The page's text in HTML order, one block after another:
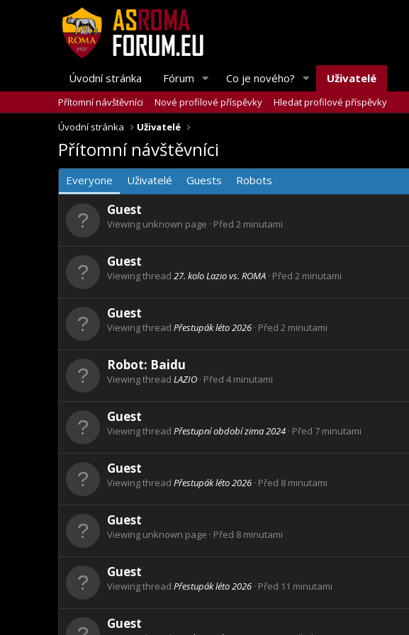
Úvodní stránka Fórum Co je nového? Uživatelé
Přítomní návštěvníci Nové profilové příspěvky
Hledat profilové příspěvky
Úvodní stránka
Uživatelé
Přítomní návštěvníci
Everyone Uživatelé Guests Robots
Guest
Viewing unknown page Před 2 minutami
Guest
Viewing thread 27. kolo Lazio vs. ROMA Před 2 minutami
Guest
Viewing thread Přestupák léto 2026 Před 2 minutami
Robot: Baidu
Viewing thread LAZIO Před 4 minutami
Guest
Viewing thread Přestupní období zima 2024 Před 7 minutami
Guest
Viewing thread Přestupák léto 2026 Před 8 minutami
Guest
Viewing unknown page Před 8 minutami
Guest
Viewing thread Přestupák léto 2026 Před 11 minutami
Guest